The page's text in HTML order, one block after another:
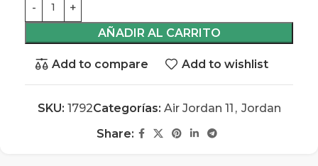
AÑADIR AL CARRITO
Add to compare Add to wishlist
SKU: 1792Categorías: Air Jordan 11 , Jordan
Share: